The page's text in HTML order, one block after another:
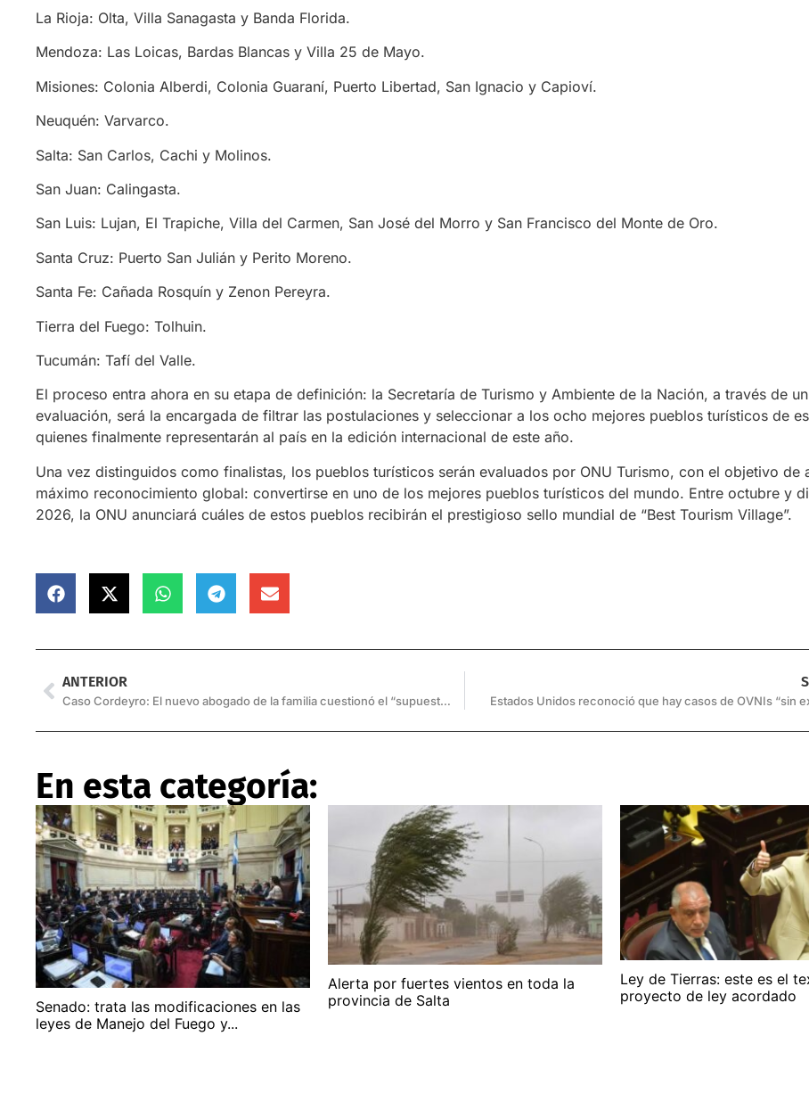
La Rioja: Olta, Villa Sanagasta y Banda Florida.
Mendoza: Las Loicas, Bardas Blancas y Villa 25 de Mayo.
Misiones: Colonia Alberdi, Colonia Guaraní, Puerto Libertad, San Ignacio y Capioví.
Neuquén: Varvarco.
Salta: San Carlos, Cachi y Molinos.
San Juan: Calingasta.
San Luis: Lujan, El Trapiche, Villa del Carmen, San José del Morro y San Francisco del Monte de Oro.
Santa Cruz: Puerto San Julián y Perito Moreno.
Santa Fe: Cañada Rosquín y Zenon Pereyra.
Tierra del Fuego: Tolhuin.
Tucumán: Tafí del Valle.
El proceso entra ahora en su etapa de definición: la Secretaría de Turismo y Ambiente de la Nación, a través de
evaluación, será la encargada de filtrar las postulaciones y seleccionar a los ocho mejores pueblos turísticos de
quienes finalmente representarán al país en la edición internacional de este año.
Una vez distinguidos como finalistas, los pueblos turísticos serán evaluados por ONU Turismo, con el objetivo de
máximo reconocimiento global: convertirse en uno de los mejores pueblos turísticos del mundo. Entre octubre y
2026, la ONU anunciará cuáles de estos pueblos recibirán el prestigioso sello mundial de “Best Tourism Village”.
ANTERIOR
Caso Cordeyro: El nuevo abogado de la familia cuestionó el “supuesto suicidio” Estados Unidos reconoció que hay casos de OVNIs “sin
En esta categoría:
Senado: trata las modificaciones en las
leyes de Manejo del Fuego y...
Alerta por fuertes vientos en toda la
provincia de Salta
Ley de Tierras: este es el
proyecto de ley acordado